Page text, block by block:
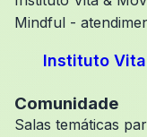
Mindful -
Instituto
Comunidade
Salas temáticas